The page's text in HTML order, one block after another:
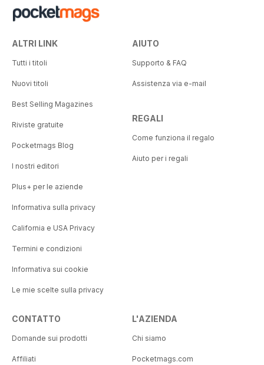
ALTRI LINK
Tutti i titoli
Nuovi titoli
Best Selling Magazines
Riviste gratuite
Pocketmags Blog
I nostri editori
Plus+ per le aziende
Informativa sulla privacy
California e USA Privacy
Termini e condizioni
Informativa sui cookie
Le mie scelte sulla privacy
AIUTO
Supporto & FAQ
Assistenza via e-mail
REGALI
Come funziona il regalo
Aiuto per i regali
CONTATTO
Domande sui prodotti
Affiliati
L'AZIENDA
Chi siamo
Pocketmags.com